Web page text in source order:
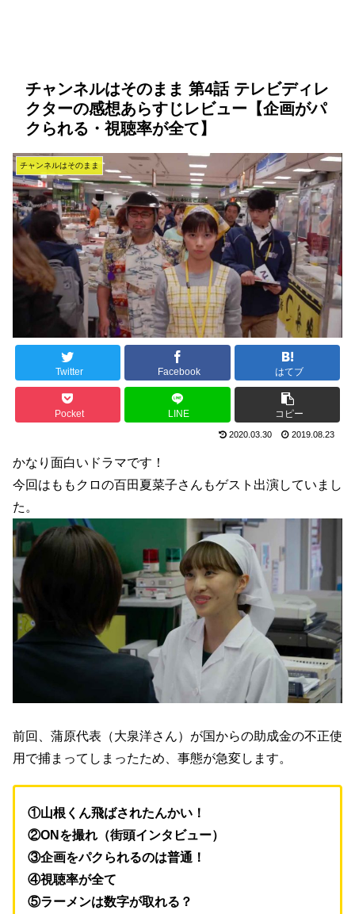
チャンネルはそのまま 第4話 テレビディレ
クターの感想あらすじレビュー【企画がパ
クられる・視聴率が全て】
チャンネルはそのまま
Twitter Facebook はてブ
Pocket LINE コピー
2020.03.30 2019.08.23
かなり面白いドラマです！
今回はももクロの百田夏菜子さんもゲスト出演していまし
た。
前回、蒲原代表（大泉洋さん）が国からの助成金の不正使
用で捕まってしまったため、事態が急変します。
①山根くん飛ばされたんかい！
②ONを撮れ（街頭インタビュー）
③企画をパクられるのは普通！
④視聴率が全て
⑤ラーメンは数字が取れる？